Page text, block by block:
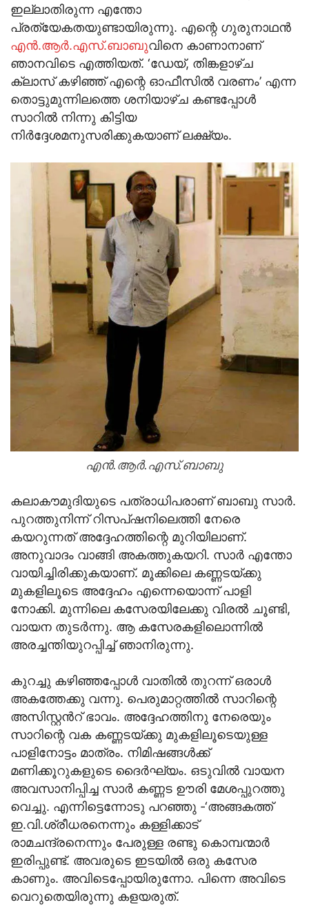
ഇല്ലാതിരുന്ന എന്തോ
പ്രത്യേകതയുണ്ടായിരുന്നു. എന്റെ ഗുരുനാഥന്‍
എന്‍.ആര്‍.എസ്.ബാബുവിനെ കാണാനാണ്
ഞാനവിടെ എത്തിയത്. ‘ഡേയ്, തിങ്കളാഴ്ച
ക്ലാസ് കഴിഞ്ഞ് എന്റെ ഓഫീസില്‍ വരണം’ എന്ന
തൊട്ടുമുന്നിലത്തെ ശനിയാഴ്ച കണ്ടപ്പോള്‍
സാറില്‍ നിന്നു കിട്ടിയ
നിര്‍ദ്ദേശമനുസരിക്കുകയാണ് ലക്ഷ്യം.
എന്‍.ആര്‍.എസ്.ബാബു
കലാകൗമുദിയുടെ പത്രാധിപരാണ് ബാബു സാര്‍.
പുറത്തുനിന്ന് റിസപ്ഷനിലെത്തി നേരെ
കയറുന്നത് അദ്ദേഹത്തിന്റെ മുറിയിലാണ്.
അനുവാദം വാങ്ങി അകത്തുകയറി. സാര്‍ എന്തോ
വായിച്ചിരിക്കുകയാണ്. മൂക്കിലെ കണ്ണടയ്ക്കു
മുകളിലൂടെ അദ്ദേഹം എന്നെയൊന്ന് പാളി
നോക്കി. മുന്നിലെ കസേരയിലേക്കു വിരല്‍ ചൂണ്ടി,
വായന തുട‍ര്‍ന്നു. ആ കസേരകളിലൊന്നില്‍
അരച്ചന്തിയുറപ്പിച്ച് ഞാനിരുന്നു.
കുറച്ചു കഴിഞ്ഞപ്പോള്‍ വാതില്‍ തുറന്ന് ഒരാള്‍
അകത്തേക്കു വന്നു. പെരുമാറ്റത്തില്‍ സാറിന്റെ
അസിസ്റ്റന്‍റ് ഭാവം. അദ്ദേഹത്തിനു നേരെയും
സാറിന്റെ വക കണ്ണടയ്ക്കു മുകളിലൂടെയുള്ള
പാളിനോട്ടം മാത്രം. നിമിഷങ്ങള്‍ക്ക്
മണിക്കൂറുകളുടെ ദൈര്‍ഘ്യം. ഒടുവില്‍ വായന
അവസാനിപ്പിച്ച സാര്‍ കണ്ണട ഊരി മേശപ്പുറത്തു
വെച്ചു. എന്നിട്ടെന്നോടു പറഞ്ഞു -‘അങ്ങകത്ത്
ഇ.വി.ശ്രീധരനെന്നും കള്ളിക്കാട്
രാമചന്ദ്രനെന്നും പേരുള്ള രണ്ടു കൊമ്പന്മാര്‍
ഇരിപ്പുണ്ട്. അവരുടെ ഇടയില്‍ ഒരു കസേര
കാണും. അവിടെപ്പോയിരുന്നോ. പിന്നെ അവിടെ
വെറുതെയിരുന്നു കളയരുത്.